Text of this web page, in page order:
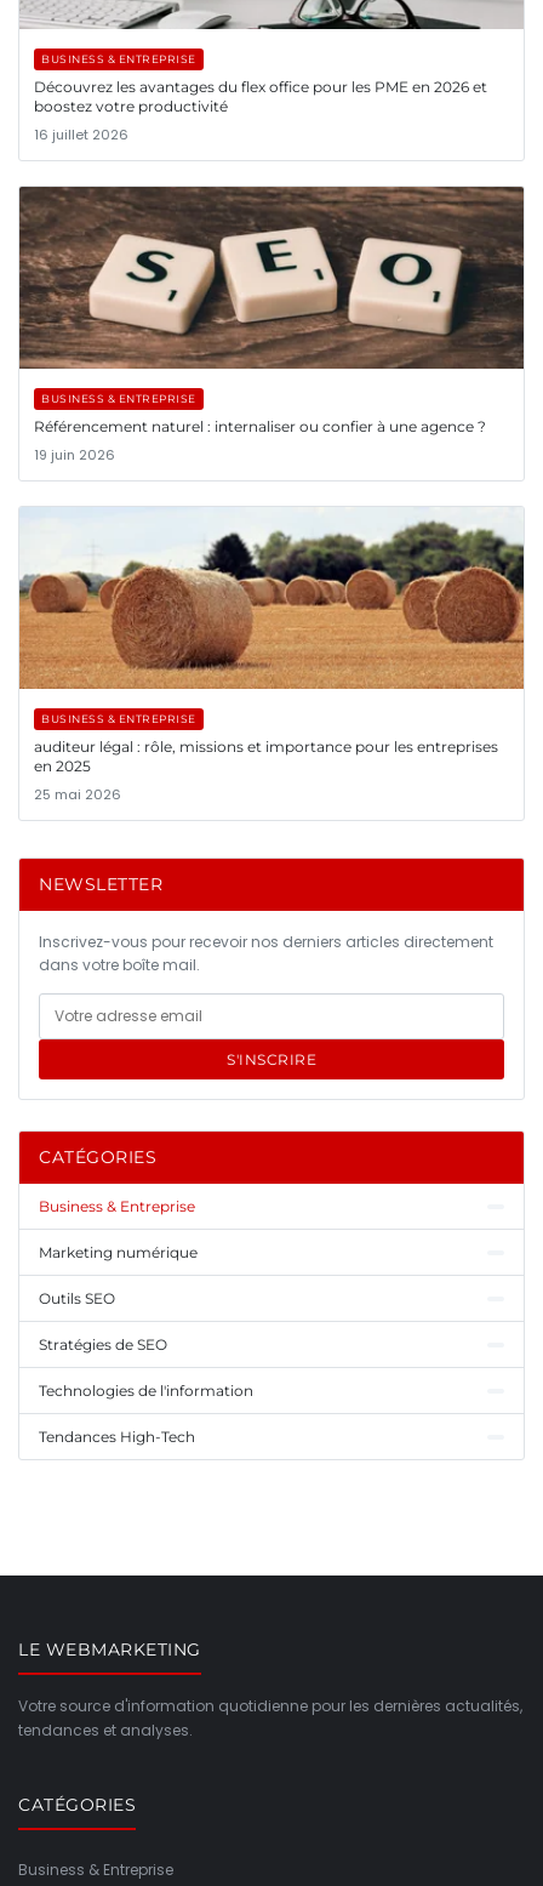
BUSINESS & ENTREPRISE
Découvrez les avantages du flex office pour les PME en 2026 et
boostez votre productivité
16 juillet 2026
BUSINESS & ENTREPRISE
Référencement naturel : internaliser ou confier à une agence ?
19 juin 2026
BUSINESS & ENTREPRISE
auditeur légal : rôle, missions et importance pour les entreprises
en 2025
25 mai 2026
NEWSLETTER
Inscrivez-vous pour recevoir nos derniers articles directement
dans votre boîte mail.
S'INSCRIRE
CATÉGORIES
Business & Entreprise
Marketing numérique
Outils SEO
Stratégies de SEO
Technologies de l'information
Tendances High-Tech
LE WEBMARKETING
Votre source d'information quotidienne pour les dernières actualités,
tendances et analyses.
CATÉGORIES
Business & Entreprise